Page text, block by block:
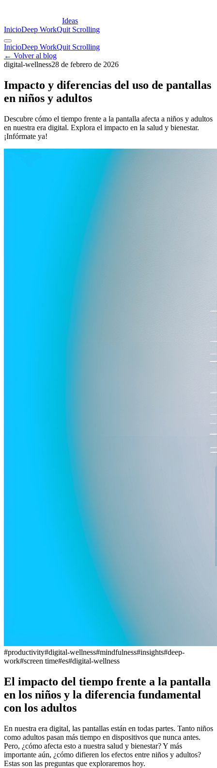
Ideas
InicioDeep WorkQuit Scrolling
InicioDeep WorkQuit Scrolling
← Volver al blog
digital-wellness28 de febrero de 2026
Impacto y diferencias del uso de pantallas
en niños y adultos
Descubre cómo el tiempo frente a la pantalla afecta a niños y adultos
en nuestra era digital. Explora el impacto en la salud y bienestar.
¡Infórmate ya!
#productivity#digital-wellness#mindfulness#insights#deep-
work#screen time#es#digital-wellness
El impacto del tiempo frente a la pantalla
en los niños y la diferencia fundamental
con los adultos
En nuestra era digital, las pantallas están en todas partes. Tanto niños
como adultos pasan más tiempo en dispositivos que nunca antes.
Pero, ¿cómo afecta esto a nuestra salud y bienestar? Y más
importante aún, ¿cómo difieren los efectos entre niños y adultos?
Estas son las preguntas que exploraremos hoy.